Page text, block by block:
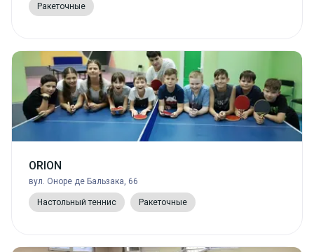
Ракеточные
ORION
вул. Оноре де Бальзака, 66
Настольный теннис Ракеточные